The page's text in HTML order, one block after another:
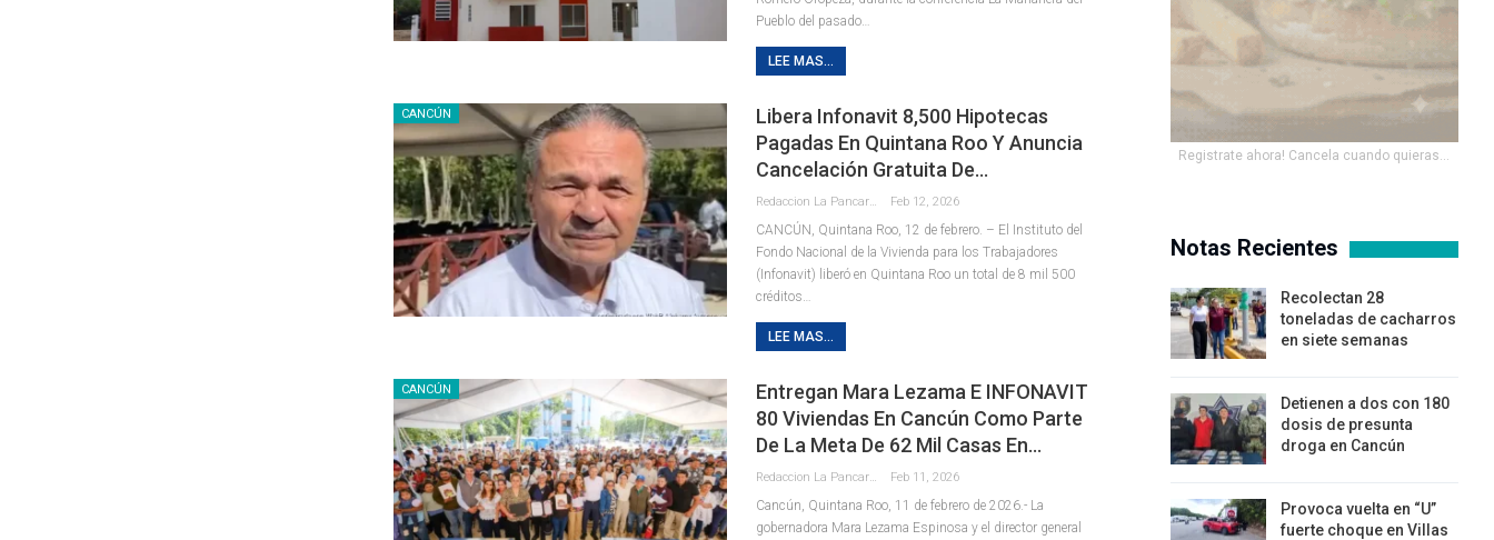
Pueblo del pasado
LEE MAS...
CANCÚN
Libera Infonavit 8,500 Hipotecas
Pagadas En Quintana Roo Y Anuncia
Cancelación Gratuita De…
Feb 12, 2026
CANCÚN, Quintana Roo, 12 de febrero. – El Instituto del
Fondo Nacional de la Vivienda para los Trabajadores
(Infonavit) liberó en Quintana Roo un total de 8 mil 500
créditos
LEE MAS...
CANCÚN
Entregan Mara Lezama E INFONAVIT
80 Viviendas En Cancún Como Parte
De La Meta De 62 Mil Casas En…
Feb 11, 2026
Cancún, Quintana Roo, 11 de febrero de 2026.- La
gobernadora Mara Lezama Espinosa y el director general
Registrate ahora! Cancela cuando quieras...
Notas Recientes
Recolectan 28
toneladas de cacharros
en siete semanas
Detienen a dos con 180
dosis de presunta
droga en Cancún
Provoca vuelta en “U”
fuerte choque en Villas